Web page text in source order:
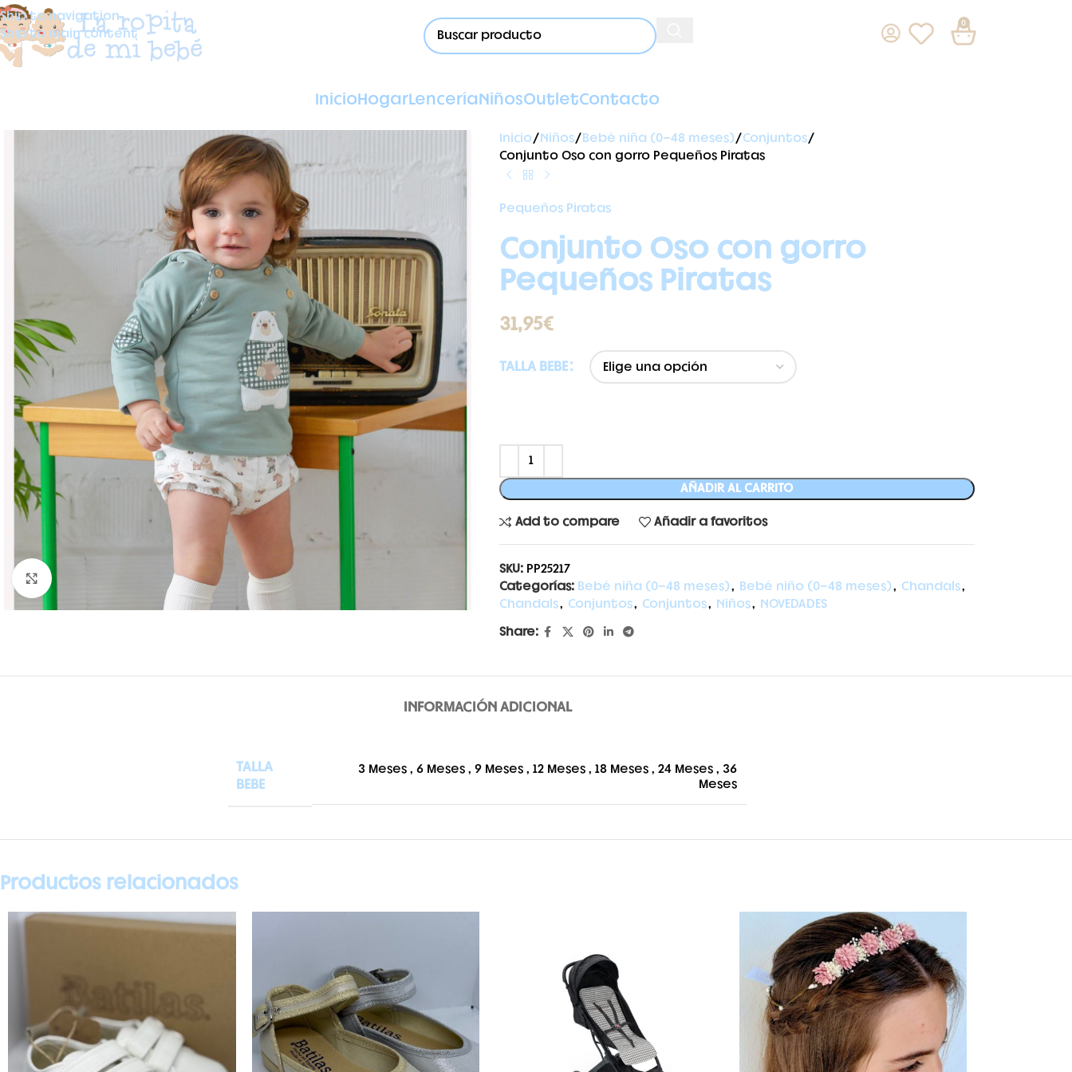
Skip to navigation
Skip to main content
0
InicioHogarLenceríaNiñosOutletContacto
Inicio Niños Bebé niña (0-48 meses)
Conjuntos
Conjunto Oso con gorro Pequeños Piratas
Pequeños Piratas
Conjunto Oso con gorro
Pequeños Piratas
31,95€
TALLA BEBE
AÑADIR AL CARRITO
Add to compare Añadir a favoritos
SKU: PP25217
Categorías: Bebé niña (0-48 meses), Bebé niño (0-48 meses), Chandals,
Chandals, Conjuntos, Conjuntos, Niños, NOVEDADES
Share:
INFORMACIÓN ADICIONAL
TALLA
BEBE
3 Meses , 6 Meses , 9 Meses , 12 Meses , 18 Meses , 24 Meses , 36
Meses
Productos relacionados